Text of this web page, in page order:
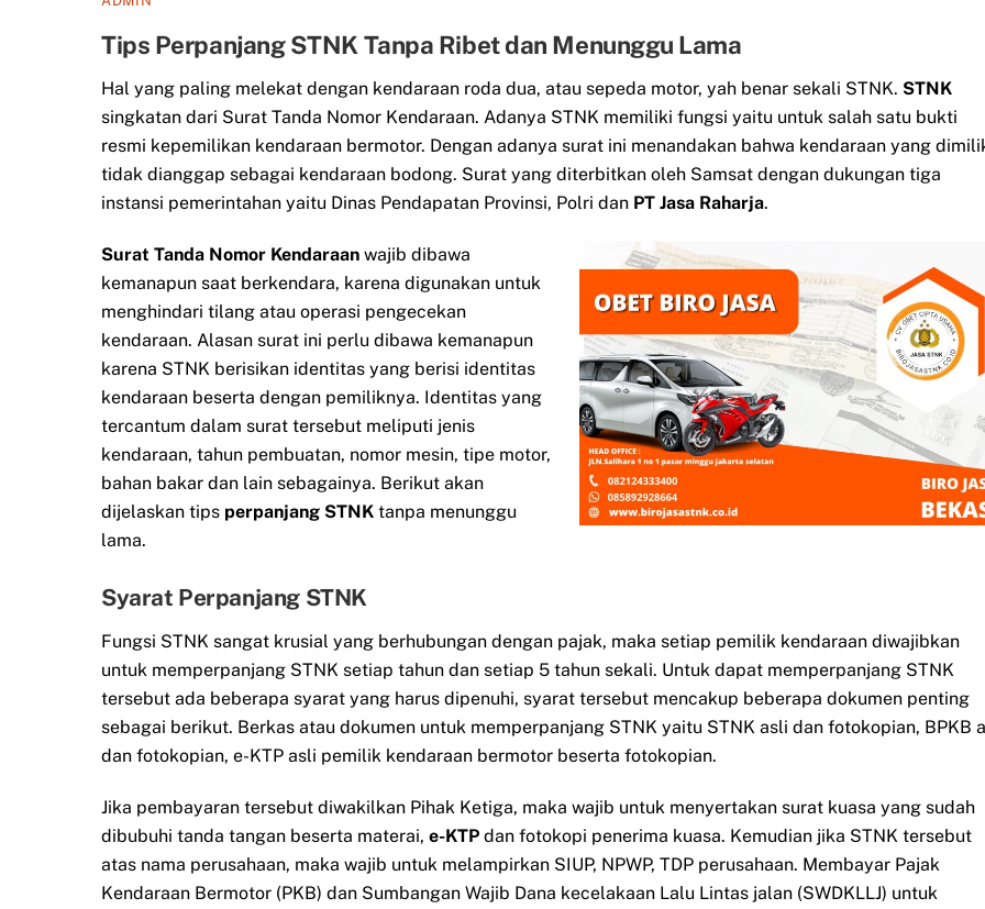
Tips Perpanjang STNK Tanpa Ribet dan Menunggu Lama
Hal yang paling melekat dengan kendaraan roda dua, atau sepeda motor, yah benar sekali STNK. STNK
singkatan dari Surat Tanda Nomor Kendaraan. Adanya STNK memiliki fungsi yaitu untuk salah satu bukti
resmi kepemilikan kendaraan bermotor. Dengan adanya surat ini menandakan bahwa kendaraan yang
tidak dianggap sebagai kendaraan bodong. Surat yang diterbitkan oleh Samsat dengan dukungan tiga
instansi pemerintahan yaitu Dinas Pendapatan Provinsi, Polri dan PT Jasa Raharja.
Surat Tanda Nomor Kendaraan wajib dibawa
kemanapun saat berkendara, karena digunakan untuk
menghindari tilang atau operasi pengecekan
kendaraan. Alasan surat ini perlu dibawa kemanapun
karena STNK berisikan identitas yang berisi identitas
kendaraan beserta dengan pemiliknya. Identitas yang
tercantum dalam surat tersebut meliputi jenis
kendaraan, tahun pembuatan, nomor mesin, tipe motor,
bahan bakar dan lain sebagainya. Berikut akan
dijelaskan tips perpanjang STNK tanpa menunggu
lama.
Syarat Perpanjang STNK
Fungsi STNK sangat krusial yang berhubungan dengan pajak, maka setiap pemilik kendaraan diwajibkan
untuk memperpanjang STNK setiap tahun dan setiap 5 tahun sekali. Untuk dapat memperpanjang STNK
tersebut ada beberapa syarat yang harus dipenuhi, syarat tersebut mencakup beberapa dokumen penting
sebagai berikut. Berkas atau dokumen untuk memperpanjang STNK yaitu STNK asli dan fotokopian, BPKB
dan fotokopian, e-KTP asli pemilik kendaraan bermotor beserta fotokopian.
Jika pembayaran tersebut diwakilkan Pihak Ketiga, maka wajib untuk menyertakan surat kuasa yang sudah
dibubuhi tanda tangan beserta materai, e-KTP dan fotokopi penerima kuasa. Kemudian jika STNK tersebut
atas nama perusahaan, maka wajib untuk melampirkan SIUP, NPWP, TDP perusahaan. Membayar Pajak
Kendaraan Bermotor (PKB) dan Sumbangan Wajib Dana kecelakaan Lalu Lintas jalan (SWDKLLJ) untuk